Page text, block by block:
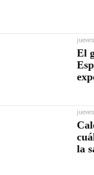
El
la